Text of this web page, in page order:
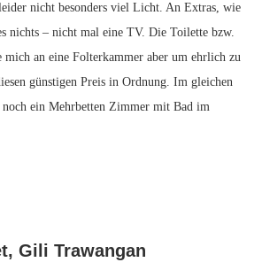
nicht besonders viel Licht. An Extras, wie
nichts – nicht mal eine TV. Die Toilette bzw.
mich an eine Folterkammer aber um ehrlich zu
günstigen Preis in Ordnung. Im gleichen
noch ein Mehrbetten Zimmer mit Bad im
Gili Trawangan